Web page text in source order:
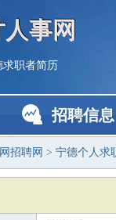
事网
求职者简历
招聘信息
招聘网 > 宁德个人求